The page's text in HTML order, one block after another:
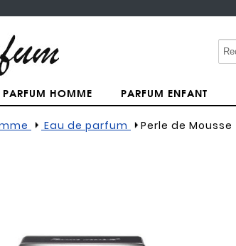
PARFUM HOMME PARFUM ENFANT
Eau de parfum Perle de Mousse